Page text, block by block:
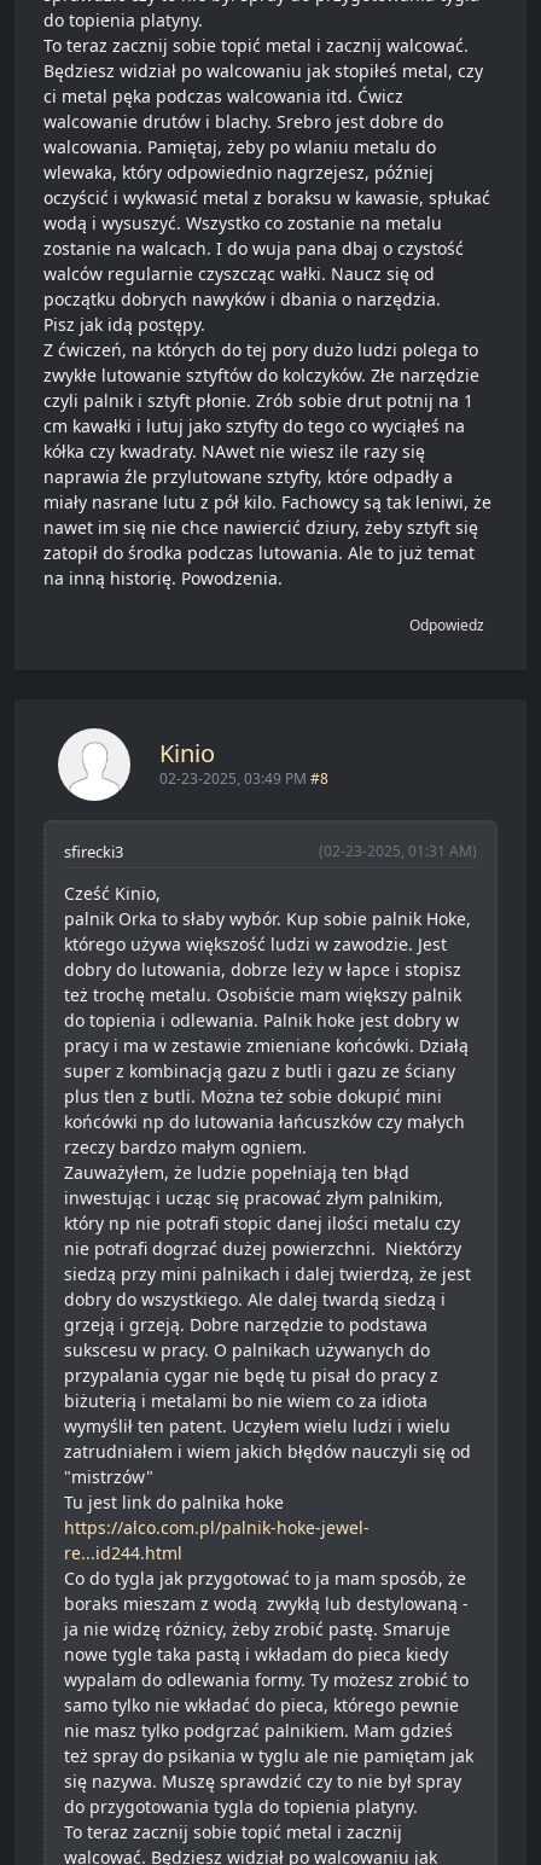
do topienia platyny.
To teraz zacznij sobie topić metal i zacznij walcować.
Będziesz widział po walcowaniu jak stopiłeś metal, czy
ci metal pęka podczas walcowania itd. Ćwicz
walcowanie drutów i blachy. Srebro jest dobre do
walcowania. Pamiętaj, żeby po wlaniu metalu do
wlewaka, który odpowiednio nagrzejesz, później
oczyścić i wykwasić metal z boraksu w kawasie, spłukać
wodą i wysuszyć. Wszystko co zostanie na metalu
zostanie na walcach. I do wuja pana dbaj o czystość
walców regularnie czyszcząc wałki. Naucz się od
początku dobrych nawyków i dbania o narzędzia.
Pisz jak idą postępy.
Z ćwiczeń, na których do tej pory dużo ludzi polega to
zwykłe lutowanie sztyftów do kolczyków. Złe narzędzie
czyli palnik i sztyft płonie. Zrób sobie drut potnij na 1
cm kawałki i lutuj jako sztyfty do tego co wyciąłeś na
kółka czy kwadraty. NAwet nie wiesz ile razy się
naprawia źle przylutowane sztyfty, które odpadły a
miały nasrane lutu z pół kilo. Fachowcy są tak leniwi, że
nawet im się nie chce nawiercić dziury, żeby sztyft się
zatopił do środka podczas lutowania. Ale to już temat
na inną historię. Powodzenia.
Odpowiedz
Kinio
02-23-2025, 03:49 PM #8
(02-23-2025, 01:31 AM)
sfirecki3
Cześć Kinio,
palnik Orka to słaby wybór. Kup sobie palnik Hoke,
którego używa większość ludzi w zawodzie. Jest
dobry do lutowania, dobrze leży w łapce i stopisz
też trochę metalu. Osobiście mam większy palnik
do topienia i odlewania. Palnik hoke jest dobry w
pracy i ma w zestawie zmieniane końcówki. Działą
super z kombinacją gazu z butli i gazu ze ściany
plus tlen z butli. Można też sobie dokupić mini
końcówki np do lutowania łańcuszków czy małych
rzeczy bardzo małym ogniem.
Zauważyłem, że ludzie popełniają ten błąd
inwestując i ucząc się pracować złym palnikim,
który np nie potrafi stopic danej ilości metalu czy
nie potrafi dogrzać dużej powierzchni. Niektórzy
siedzą przy mini palnikach i dalej twierdzą, że jest
dobry do wszystkiego. Ale dalej twardą siedzą i
grzeją i grzeją. Dobre narzędzie to podstawa
sukscesu w pracy. O palnikach używanych do
przypalania cygar nie będę tu pisał do pracy z
biżuterią i metalami bo nie wiem co za idiota
wymyślił ten patent. Uczyłem wielu ludzi i wielu
zatrudniałem i wiem jakich błędów nauczyli się od
"mistrzów"
Tu jest link do palnika hoke
https://alco.com.pl/palnik-hoke-jewel-
re...id244.html
Co do tygla jak przygotować to ja mam sposób, że
boraks mieszam z wodą zwykłą lub destylowaną -
ja nie widzę różnicy, żeby zrobić pastę. Smaruje
nowe tygle taka pastą i wkładam do pieca kiedy
wypalam do odlewania formy. Ty możesz zrobić to
samo tylko nie wkładać do pieca, którego pewnie
nie masz tylko podgrzać palnikiem. Mam gdzieś
też spray do psikania w tyglu ale nie pamiętam jak
się nazywa. Muszę sprawdzić czy to nie był spray
do przygotowania tygla do topienia platyny.
To teraz zacznij sobie topić metal i zacznij
walcować. Będziesz widział po walcowaniu jak